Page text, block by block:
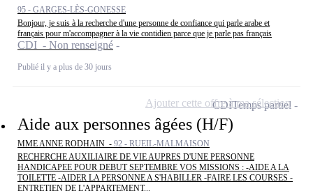
95 - GARGES-LÈS-GONESSE
Bonjour, je suis à la recherche d'une personne de confiance qui parle arabe et
français pour m'accompagner à la vie contidien parce que je parle pas français
CDI - Non renseigné
Publié il y a plus de 30 jours
Aide aux personnes âgées (H/F)
MME ANNE RODHAIN - 92 - RUEIL-MALMAISON
RECHERCHE AUXILIAIRE DE VIE AUPRES D'UNE PERSONNE
HANDICAPEE POUR DEBUT SEPTEMBRE VOS MISSIONS : -AIDE A LA
TOILETTE -AIDER LA PERSONNE A S'HABILLER -FAIRE LES COURSES -
ENTRETIEN DE L'APPARTEMENT...
CDITemps partiel
Ajouter cette offre à ma sélection